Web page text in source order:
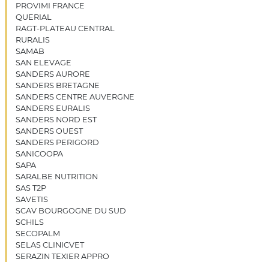
PROVIMI FRANCE
QUERIAL
RAGT-PLATEAU CENTRAL
RURALIS
SAMAB
SAN ELEVAGE
SANDERS AURORE
SANDERS BRETAGNE
SANDERS CENTRE AUVERGNE
SANDERS EURALIS
SANDERS NORD EST
SANDERS OUEST
SANDERS PERIGORD
SANICOOPA
SAPA
SARALBE NUTRITION
SAS T2P
SAVETIS
SCAV BOURGOGNE DU SUD
SCHILS
SECOPALM
SELAS CLINICVET
SERAZIN TEXIER APPRO